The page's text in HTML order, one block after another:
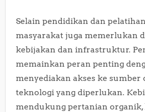
Selain pendidikan dan
masyarakat juga memerlukan
kebijakan dan infrastruktur.
memainkan peran penting
menyediakan akses ke sumber
teknologi yang diperlukan.
mendukung pertanian organik,